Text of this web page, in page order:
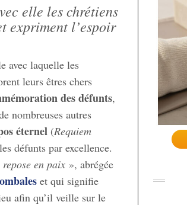
elle les chrétiens
expriment l’espoir
avec laquelle les
leurs êtres chers
des défunts,
nombreuses autres
éternel (Requiem
défunts par excellence.
en paix », abrégée
et qui signifie
afin qu’il veille sur le